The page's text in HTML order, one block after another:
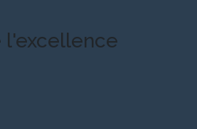
l'excellence